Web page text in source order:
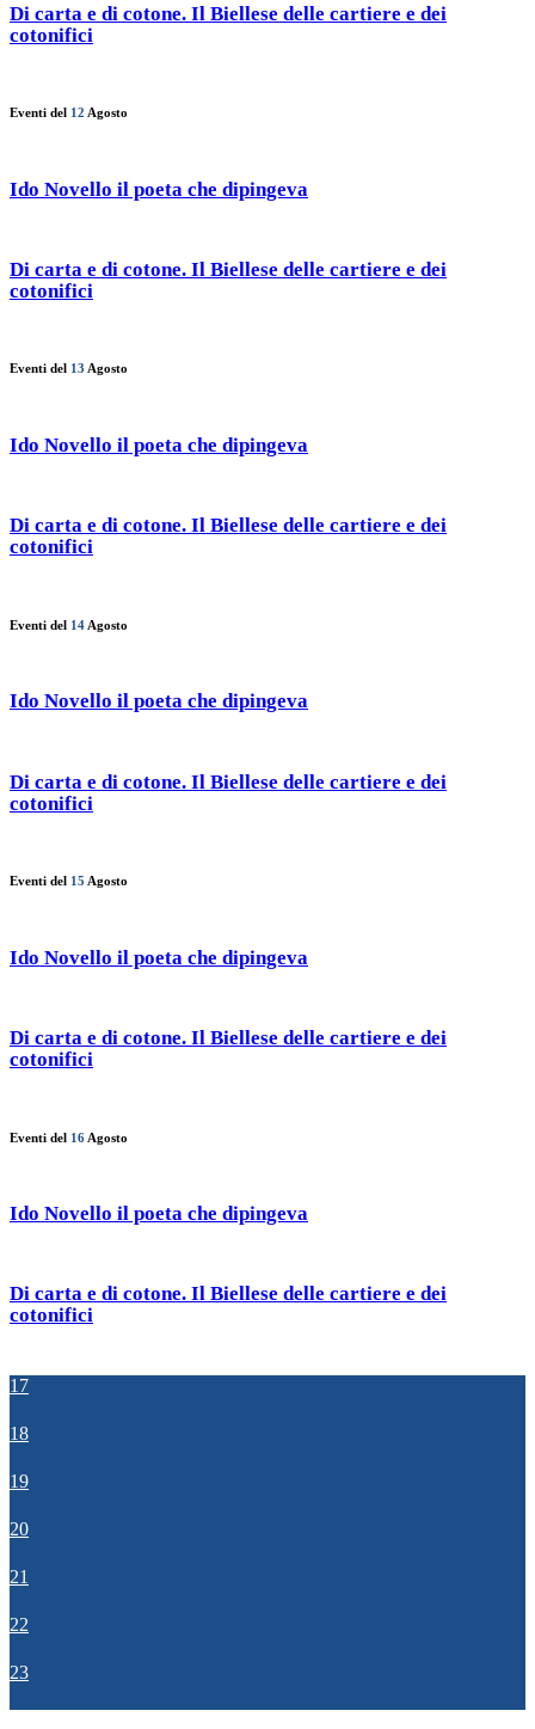
Di carta e di cotone. Il Biellese delle cartiere e dei
cotonifici
Eventi del 12 Agosto
Ido Novello il poeta che dipingeva
Di carta e di cotone. Il Biellese delle cartiere e dei
cotonifici
Eventi del 13 Agosto
Ido Novello il poeta che dipingeva
Di carta e di cotone. Il Biellese delle cartiere e dei
cotonifici
Eventi del 14 Agosto
Ido Novello il poeta che dipingeva
Di carta e di cotone. Il Biellese delle cartiere e dei
cotonifici
Eventi del 15 Agosto
Ido Novello il poeta che dipingeva
Di carta e di cotone. Il Biellese delle cartiere e dei
cotonifici
Eventi del 16 Agosto
Ido Novello il poeta che dipingeva
Di carta e di cotone. Il Biellese delle cartiere e dei
cotonifici
17
18
19
20
21
22
23